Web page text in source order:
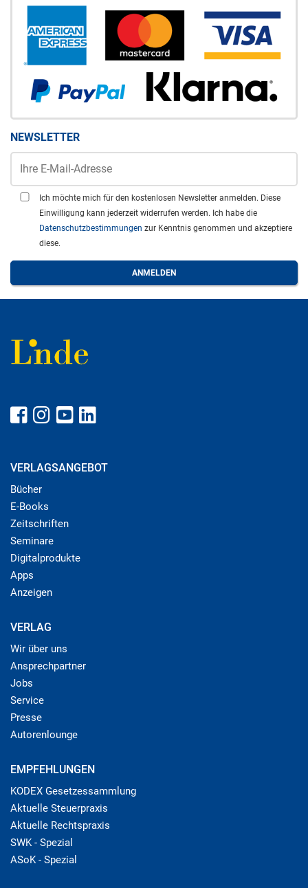
NEWSLETTER
Ich möchte mich für den kostenlosen Newsletter anmelden. Diese
Einwilligung kann jederzeit widerrufen werden. Ich habe die
Datenschutzbestimmungen zur Kenntnis genommen und akzeptiere
diese.
VERLAGSANGEBOT
Bücher
E-Books
Zeitschriften
Seminare
Digitalprodukte
Apps
Anzeigen
VERLAG
Wir über uns
Ansprechpartner
Jobs
Service
Presse
Autorenlounge
EMPFEHLUNGEN
KODEX Gesetzessammlung
Aktuelle Steuerpraxis
Aktuelle Rechtspraxis
SWK - Spezial
ASoK - Spezial